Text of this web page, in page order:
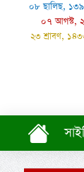
০৮ ছালিছ,
০৭ আগস্ট,
২৩ শ্রাবণ,